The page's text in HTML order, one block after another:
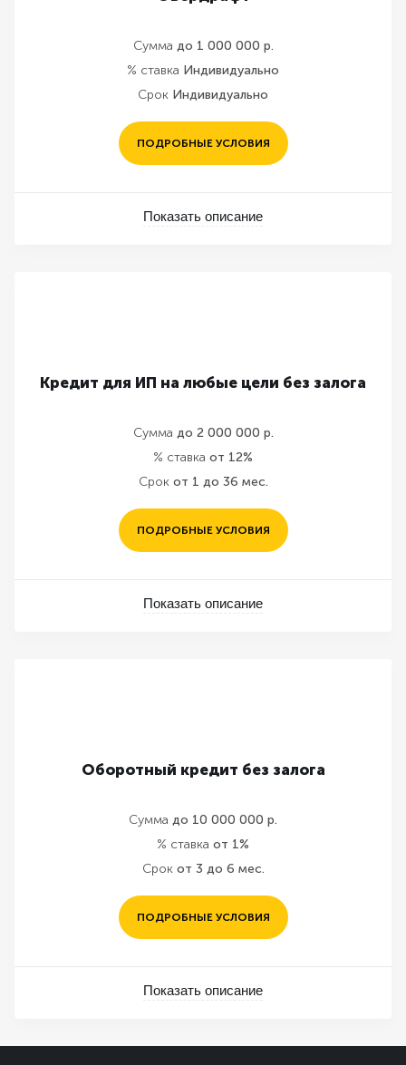
Сумма до 1 000 000 р.
% ставка Индивидуально
Срок Индивидуально
ПОДРОБНЫЕ УСЛОВИЯ
Показать описание
Кредит для ИП на любые цели без залога
Сумма до 2 000 000 р.
% ставка от 12%
Срок от 1 до 36 мес.
ПОДРОБНЫЕ УСЛОВИЯ
Показать описание
Оборотный кредит без залога
Сумма до 10 000 000 р.
% ставка от 1%
Срок от 3 до 6 мес.
ПОДРОБНЫЕ УСЛОВИЯ
Показать описание